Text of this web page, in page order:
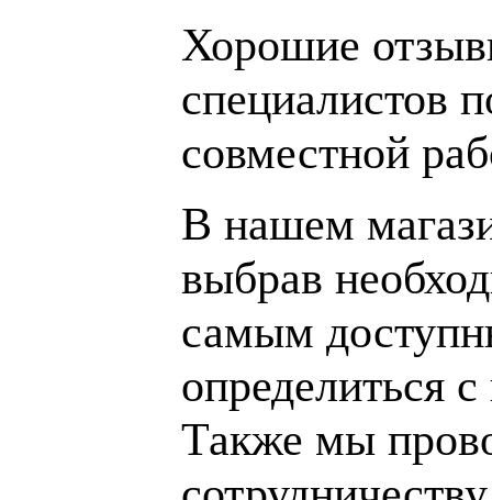
Хорошие
специалистов
совместной
В нашем
выбрав
самым
определиться
Также мы